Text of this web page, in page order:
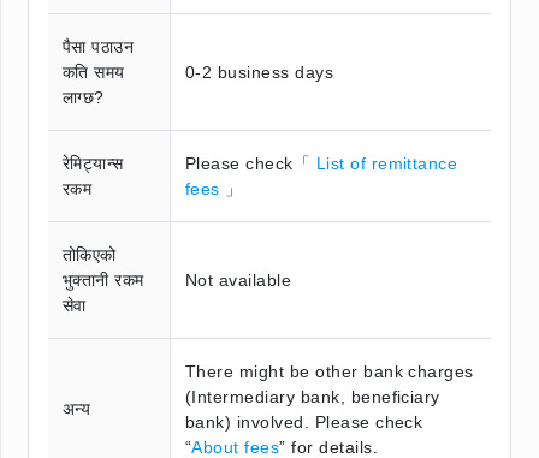
पैसा पठाउन
कति समय
लाग्छ?
0-2 business days
रेमिट्यान्स
रकम
Please check「 List of remittance
fees
」
तोकिएको
भुक्तानी रकम
सेवा
Not available
अन्य
There might be other bank charges
(Intermediary bank, beneficiary
bank) involved. Please check
“About fees” for details.